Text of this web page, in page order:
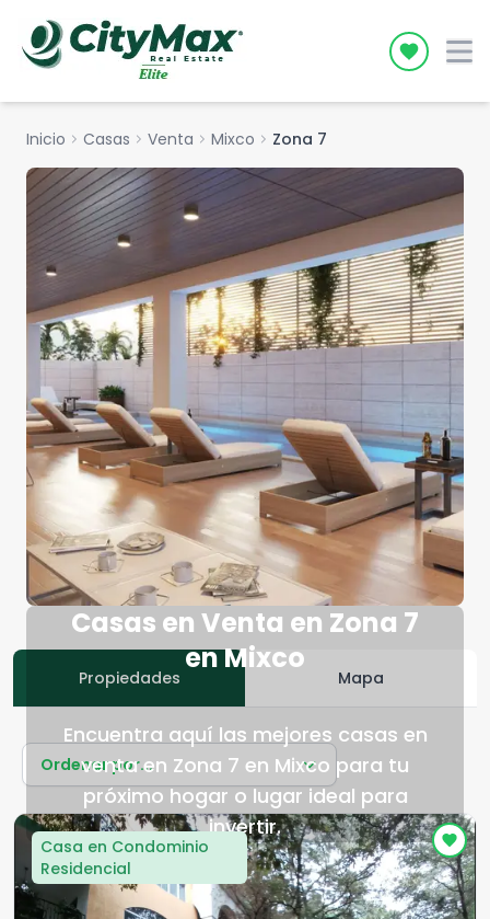
Icon
Inicio chevron_right Casas chevron_right Venta chevron_right Mixco chevron_right Zona 7
Casas en Venta en Zona 7
en Mixco
Encuentra aquí las mejores casas en
venta en Zona 7 en Mixco para tu
próximo hogar o lugar ideal para
invertir.
Propiedades Mapa
Ordenar por...
Casa en Condominio
Residencial